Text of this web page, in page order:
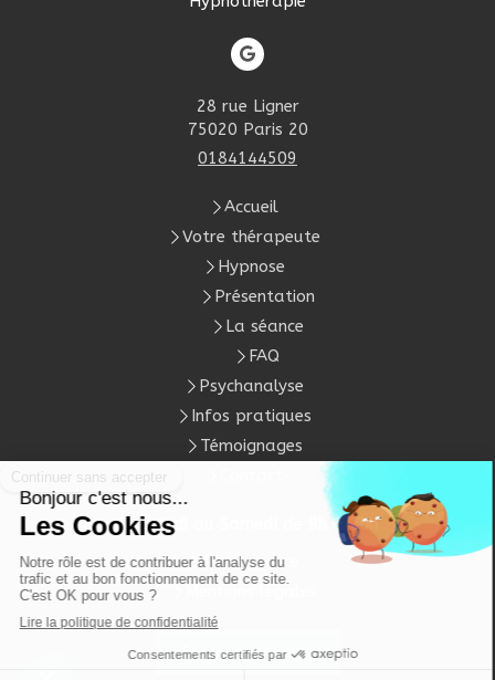
28 rue Ligner
75020 Paris 20
0184144509
Accueil
Votre thérapeute
Hypnose
Présentation
La séance
FAQ
Psychanalyse
Infos pratiques
Témoignages
DuLundi à20h
Plan du site
Prendre rendez-vous